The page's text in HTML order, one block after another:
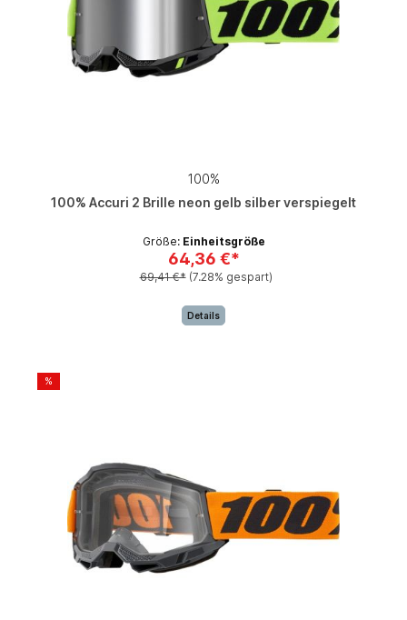
100%
100% Accuri 2 Brille neon gelb silber verspiegelt
Größe: Einheitsgröße
64,36 €*
69,41 €* (7.28% gespart)
Details
%